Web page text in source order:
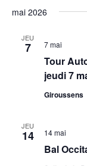
mai 2026
JEU
7
Tour
jeudi 7
7 mai
Giroussens
JEU
14
Bal
14 mai